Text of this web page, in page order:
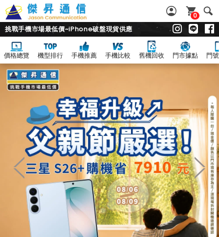
0
挑戰手機市場最低價~iPhone破盤現貨供應
價格總覽 機型排行 手機推薦 手機比較 舊機回收 門市據點 門